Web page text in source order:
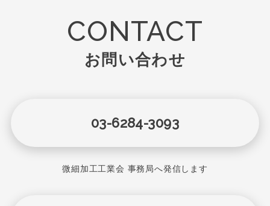
CONTACT
お問い合わせ
03-6284-3093
微細加工工業会 事務局へ発信します